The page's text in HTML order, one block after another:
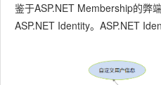
鉴于ASP.NET Membership的弊
ASP.NET Identity。ASP.NET